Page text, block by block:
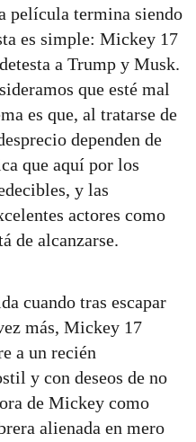
película termina siendo
es simple: Mickey 17
a Trump y Musk.
que esté mal
es que, al tratarse de
dependen de
que aquí por los
y las
actores como
de alcanzarse.
cuando tras escapar
más, Mickey 17
a un recién
y con deseos de no
de Mickey como
alienada en mero